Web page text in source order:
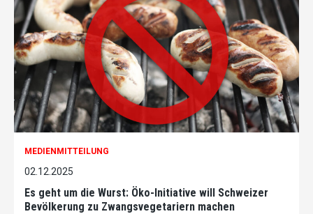
MEDIENMITTEILUNG
02.12.2025
Es geht um die Wurst: Öko-Initiative will Schweizer
Bevölkerung zu Zwangsvegetariern machen